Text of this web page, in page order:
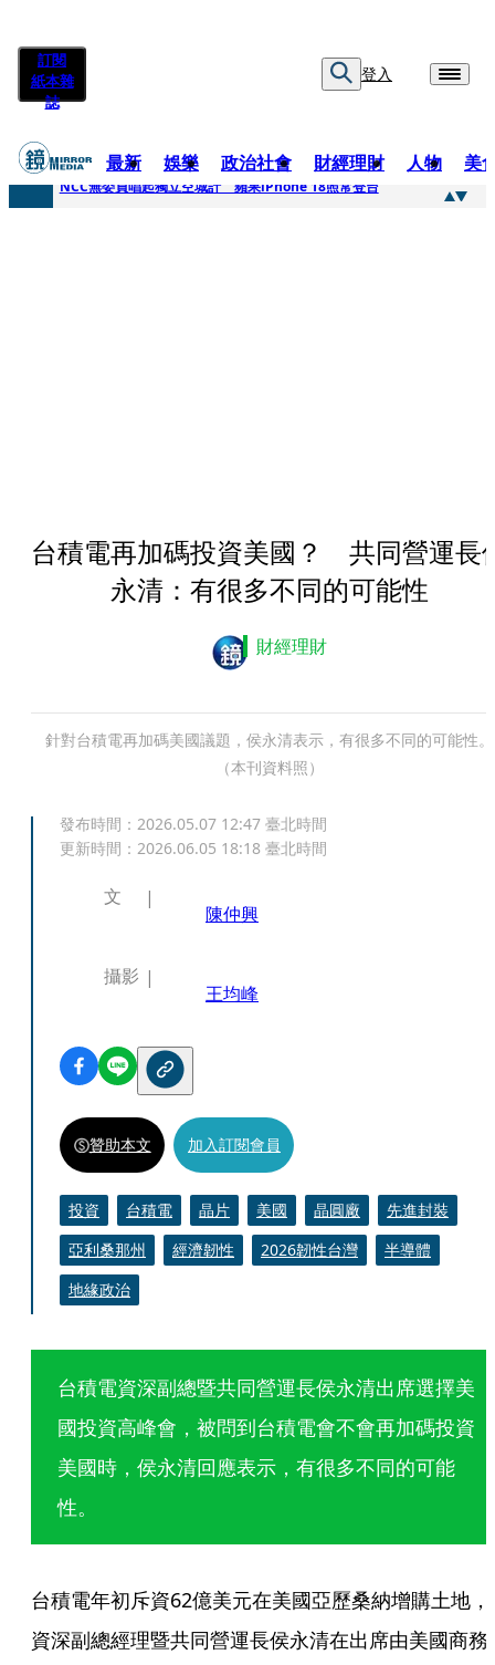
訂閱
紙本雜
誌
登入
最新 娛樂 政治社會 財經理財 人物 美
快訊
NCC無委員唱起獨立空城計 蘋果iPhone 18照常登台
台積電再加碼投資美國？ 共同營運長
永清：有很多不同的可能性
財經理財
針對台積電再加碼美國議題，侯永清表示，有很多不同的可能性。
（本刊資料照）
發布時間： 2026.05.07 12:47 臺北時間
更新時間： 2026.06.05 18:18 臺北時間
文
陳仲興
攝影
王均峰
贊助本文 加入訂閱會員
投資 台積電 晶片 美國 晶圓廠
先進封裝
亞利桑那州
經濟韌性 2026韌性台灣
半導體
地緣政治
台積電資深副總暨共同營運長侯永清出席選擇美
國投資高峰會，被問到台積電會不會再加碼投資
美國時，侯永清回應表示，有很多不同的可能
性。
台積電年初斥資62億美元在美國亞歷桑納增購土地，
資深副總經理暨共同營運長侯永清在出席由美國商務